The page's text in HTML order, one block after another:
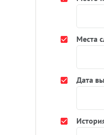
Места
Дата